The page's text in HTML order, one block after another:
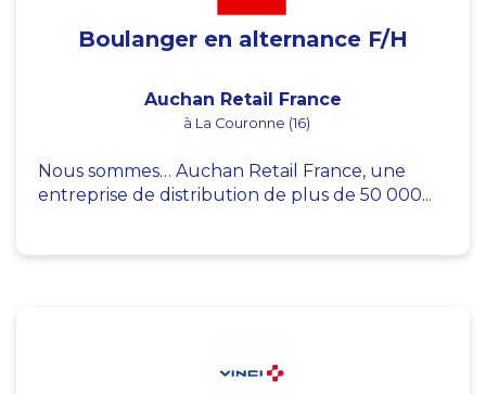
Boulanger en alternance F/H
Auchan Retail France
à La Couronne (16)
Nous sommes… Auchan Retail France, une
entreprise de distribution de plus de 50 000...